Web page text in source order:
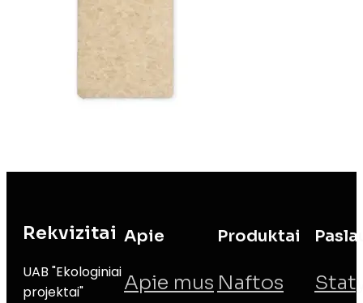
Rekvizitai
UAB "Ekologiniai
projektai"
Apie
Apie mus
Produktai
Naftos